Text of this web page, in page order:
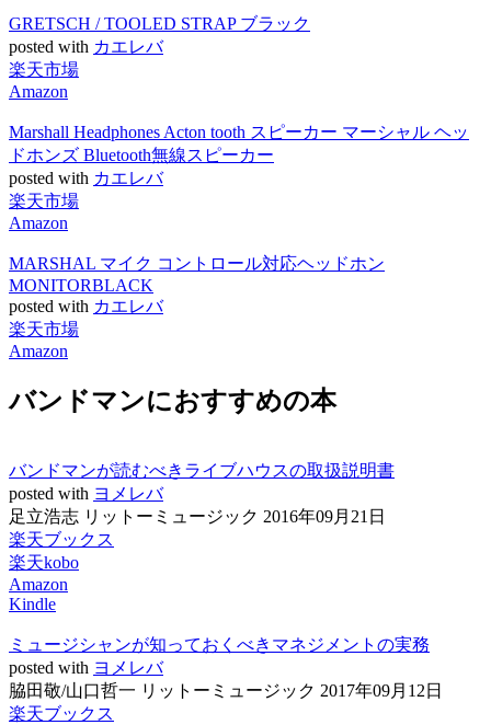
GRETSCH / TOOLED STRAP ブラック
posted with カエレバ
楽天市場
Amazon
Marshall Headphones Acton tooth スピーカー マーシャル ヘッ
ドホンズ Bluetooth無線スピーカー
posted with カエレバ
楽天市場
Amazon
MARSHAL マイク コントロール対応ヘッドホン
MONITORBLACK
posted with カエレバ
楽天市場
Amazon
バンドマンにおすすめの本
バンドマンが読むべきライブハウスの取扱説明書
posted with ヨメレバ
足立浩志 リットーミュージック 2016年09月21日
楽天ブックス
楽天kobo
Amazon
Kindle
ミュージシャンが知っておくべきマネジメントの実務
posted with ヨメレバ
脇田敬/山口哲一 リットーミュージック 2017年09月12日
楽天ブックス